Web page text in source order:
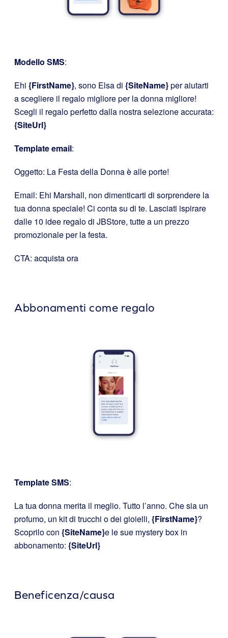
Modello SMS:
Ehi {FirstName}, sono Elsa di {SiteName}per aiutarti
a scegliere il regalo migliore per la donna migliore!
Scegli il regalo perfetto dalla nostra selezione accurata:
{SiteUrl}
Template email:
Oggetto: La Festa della Donna è alle porte!
Email: Ehi Marshall, non dimenticarti di sorprendere la
tua donna speciale! Ci conta su di te. Lasciati ispirare
dalle 10 idee regalo di JBStore, tutte a un prezzo
promozionale per la festa.
CTA: acquista ora
Abbonamenti come regalo
Template SMS:
La tua donna merita il meglio. Tutto l’anno. Che sia un
profumo, un kit di trucchi o dei gioielli, {FirstName}?
Scoprilo con {SiteName}e le sue mystery box in
abbonamento: {SiteUrl}
Beneficenza/causa